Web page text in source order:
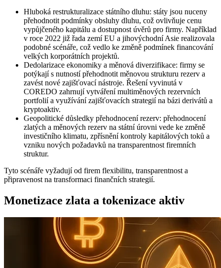
Hluboká restrukturalizace státního dluhu: státy jsou nuceny
přehodnotit podmínky obsluhy dluhu, což ovlivňuje cenu
vypůjčeného kapitálu a dostupnost úvěrů pro firmy. Například
v roce 2022 již řada zemí EU a jihovýchodní Asie realizovala
podobné scénáře, což vedlo ke změně podmínek financování
velkých korporátních projektů.
Dedolarizace ekonomiky a měnová diverzifikace: firmy se
potýkají s nutností přehodnotit měnovou strukturu rezerv a
zavést nové zajišťovací nástroje. Řešení vyvinutá v
COREDO zahrnují vytváření multiměnových rezervních
portfolií a využívání zajišťovacích strategií na bázi derivátů a
kryptoaktiv.
Geopolitické důsledky přehodnocení rezerv: přehodnocení
zlatých a měnových rezerv na státní úrovni vede ke změně
investičního klimatu, zpřísnění kontroly kapitálových toků a
vzniku nových požadavků na transparentnost firemních
struktur.
Tyto scénáře vyžadují od firem flexibilitu, transparentnost a
připravenost na transformaci finančních strategií.
Monetizace zlata a tokenizace aktiv